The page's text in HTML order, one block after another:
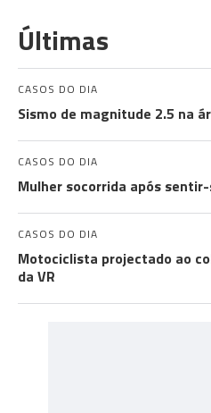
Últimas
CASOS DO DIA
Sismo de magnitude 2.5 na
CASOS DO DIA
Mulher socorrida após
CASOS DO DIA
Motociclista projectado ao
da VR